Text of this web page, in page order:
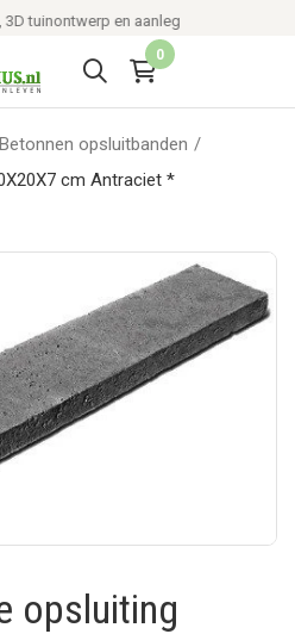
tuinontwerp en aanleg
0
Betonnen opsluitbanden /
cm Antraciet *
opsluiting